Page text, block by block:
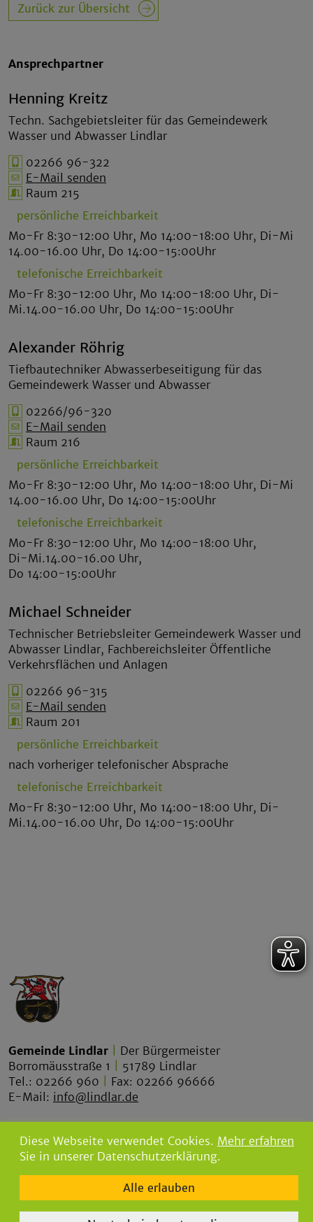
Zurück zur Übersicht
Ansprechpartner
Henning Kreitz
Techn. Sachgebietsleiter für das Gemeindewerk
Wasser und Abwasser Lindlar
02266 96-322
E-Mail senden
Raum 215
persönliche Erreichbarkeit
Mo-Fr 8:30-12:00 Uhr, Mo 14:00-18:00 Uhr, Di-Mi
14.00-16.00 Uhr, Do 14:00-15:00Uhr
telefonische Erreichbarkeit
Mo-Fr 8:30-12:00 Uhr, Mo 14:00-18:00 Uhr, Di-
Mi.14.00-16.00 Uhr, Do 14:00-15:00Uhr
Alexander Röhrig
Tiefbautechniker Abwasserbeseitigung für das
Gemeindewerk Wasser und Abwasser
02266/96-320
E-Mail senden
Raum 216
persönliche Erreichbarkeit
Mo-Fr 8:30-12:00 Uhr, Mo 14:00-18:00 Uhr, Di-Mi
14.00-16.00 Uhr, Do 14:00-15:00Uhr
telefonische Erreichbarkeit
Mo-Fr 8:30-12:00 Uhr, Mo 14:00-18:00 Uhr,
Di-Mi.14.00-16.00 Uhr,
Do 14:00-15:00Uhr
Michael Schneider
Technischer Betriebsleiter Gemeindewerk Wasser und
Abwasser Lindlar, Fachbereichsleiter Öffentliche
Verkehrsflächen und Anlagen
02266 96-315
E-Mail senden
Raum 201
persönliche Erreichbarkeit
nach vorheriger telefonischer Absprache
telefonische Erreichbarkeit
Mo-Fr 8:30-12:00 Uhr, Mo 14:00-18:00 Uhr, Di-
Mi.14.00-16.00 Uhr, Do 14:00-15:00Uhr
Gemeinde Lindlar
Der Bürgermeister
Borromäusstraße 1
51789 Lindlar
Tel.: 02266 960
Fax: 02266 96666
E-Mail: info@lindlar.de
lindlar-tourismus.de
bergischegrauwacke.de
Diese Webseite verwendet Cookies. Mehr erfahren
Sie in unserer Datenschutzerklärung.
Alle erlauben